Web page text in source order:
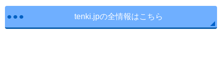
tenki.jpの全情報はこちら